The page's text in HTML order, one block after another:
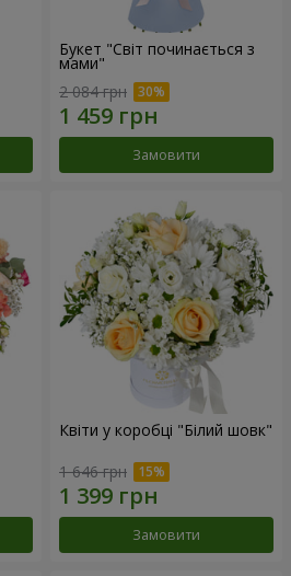
Букет "Світ починається з
мами"
2 084 грн
Замовити
Квіти у коробці "Білий шовк"
1 646 грн
Замовити